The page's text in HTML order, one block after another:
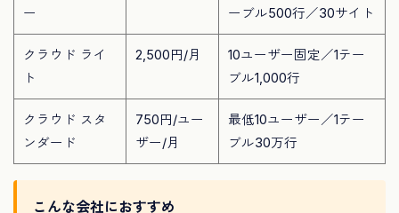
ー
ーブル500行／30サイト
クラウド ライ
ト
2,500円/月
10ユーザー固定／1テー
ブル1,000行
クラウド スタ
ンダード
750円/ユー
ザー/月
最低10ユーザー／1テー
ブル30万行
こんな会社におすすめ